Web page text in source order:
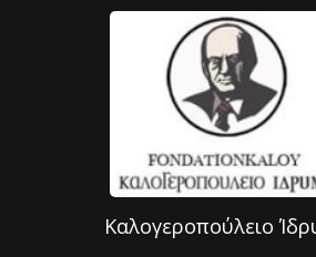
Καλογεροπούλειο